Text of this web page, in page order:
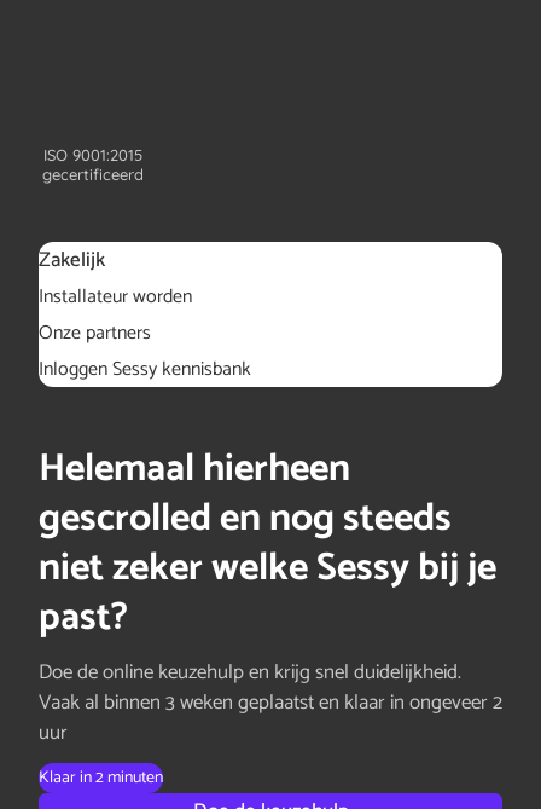
ISO 9001:2015
gecertificeerd
Zakelijk
Installateur worden
Onze partners
Inloggen Sessy kennisbank
Helemaal hierheen
gescrolled en nog steeds
niet zeker welke Sessy bij je
past?
Doe de online keuzehulp en krijg snel duidelijkheid.
Vaak al binnen 3 weken geplaatst en klaar in ongeveer 2
uur
Klaar in 2 minuten